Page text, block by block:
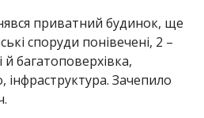
приватний будинок, ще
споруди понівечені, 2 –
багатоповерхівка,
інфраструктура. Зачепило